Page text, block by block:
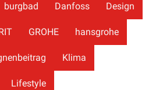
burgbad Danfoss Design
GROHE hansgrohe
Klima
Lifestyle